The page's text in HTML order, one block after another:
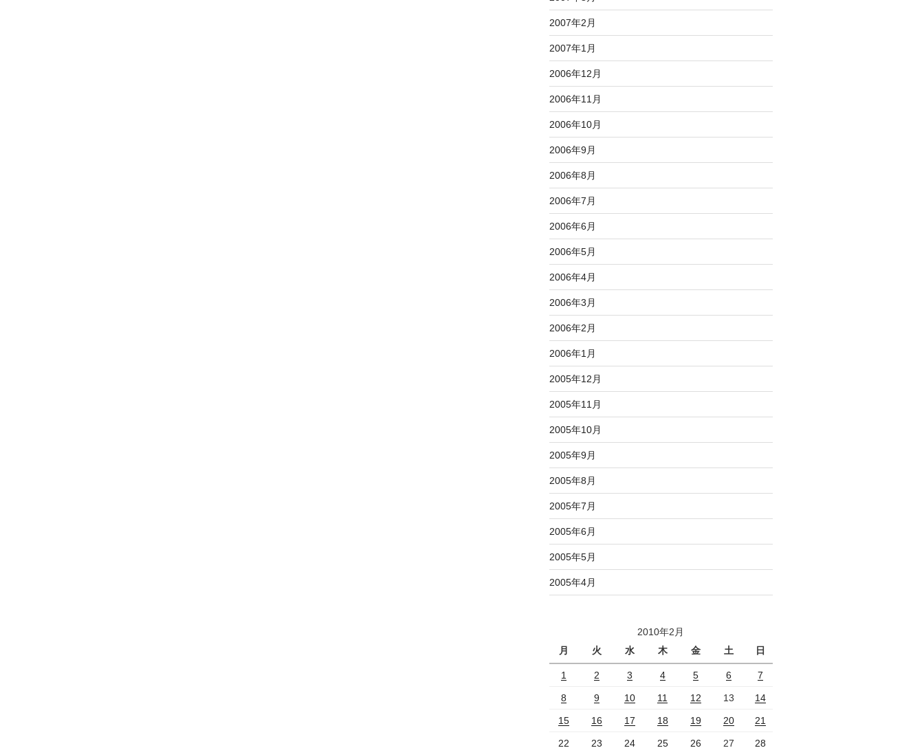
2007年2月
2007年1月
2006年12月
2006年11月
2006年10月
2006年9月
2006年8月
2006年7月
2006年6月
2006年5月
2006年4月
2006年3月
2006年2月
2006年1月
2005年12月
2005年11月
2005年10月
2005年9月
2005年8月
2005年7月
2005年6月
2005年5月
2005年4月
2010年2月
月
火 水 木 金 土 日
1 2 3 4 5 6 7
8 9 10 11 12 13 14
15 16 17 18 19 20 21
22 23 24 25 26 27 28